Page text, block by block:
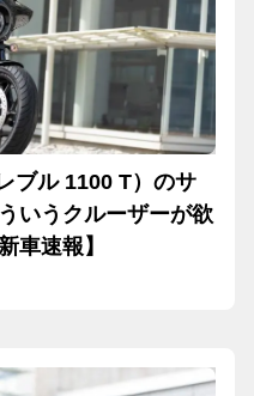
ブル 1100 T）のサ
いうクルーザーが欲
車速報】